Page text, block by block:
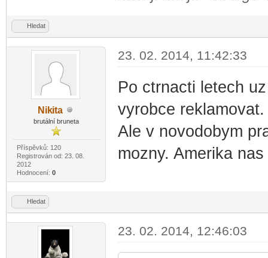
Hledat
Nikita
brutální bruneta
Příspěvků: 120
Registrován od: 23. 08.
2012
Hodnocení: 0
23. 02. 2014, 11:42:33
Po ctrnacti letech
vyrobce reklamovat.
Ale v novodobym
mozny. Amerika
Hledat
23. 02. 2014, 12:46:03